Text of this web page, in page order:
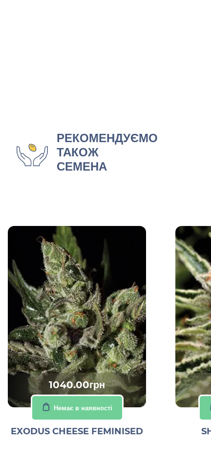
РЕКОМЕНДУЄМО
ТАКОЖ
СЕМЕНА
1040.00грн
Немає в наявності
EXODUS CHEESE FEMINISED